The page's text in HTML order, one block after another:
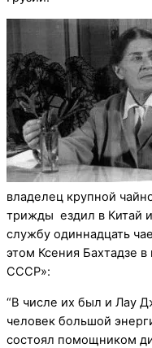
владелец крупной
трижды ездил в Китай
службу одиннадцать
этом Ксения Бахтадзе в
СССР»:
“В числе их был и Лау
человек большой
состоял помощником